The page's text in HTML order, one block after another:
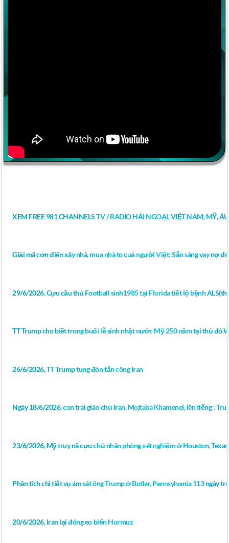
XEM FREE 981 CHANNELS TV / RADIO HẢI NGOẠI, VIỆT NAM, MỸ,
Giải mã cơn điên xây nhà, mua nhà to cuả người Việt: Sẵn sàng vay nợ
29/6/2026, Cựu cầu thủ Football sinh1985 tại Florida tiết lộ bệnh
TT Trump cho biết trong buổi lễ sinh nhật nước Mỹ 250 năm tại thủ đô
26/6/2026, TT Trump tung đòn tấn công Iran
Ngày 18/6/2026, con trai giáo chủ Iran, Mojtaba Khamenei, lên tiếng :
23/6/2026, Mỹ truy nã cựu chủ nhân phòng xét nghiệm ở Houston,
Phân tích chi tiết vụ ám sát ông Trump ở Butler, Pennsylvania 113 ngày
20/6/2026, Iran lại đóng eo biển Hormuz